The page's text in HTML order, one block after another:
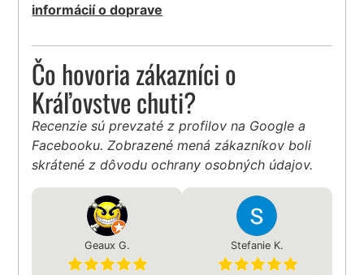
informácií o doprave
Čo hovoria zákazníci o
Kráľovstve chuti?
Recenzie sú prevzaté z profilov na Google a
Facebooku. Zobrazené mená zákazníkov boli
skrátené z dôvodu ochrany osobných údajov.
Geaux G. Stefanie K.